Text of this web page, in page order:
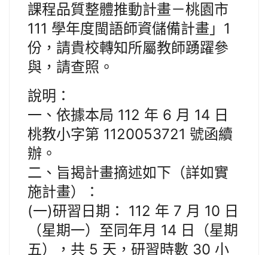
課程品質整體推動計畫－桃園市
111 學年度閩語師資儲備計畫」1
份，請貴校轉知所屬教師踴躍參
與，請查照。
說明：
一、依據本局 112 年 6 月 14 日
桃教小字第 1120053721 號函續
辦。
二、旨揭計畫摘述如下（詳如實
施計畫）：
(一)研習日期： 112 年 7 月 10 日
（星期一）至同年月 14 日（星期
五），共 5 天，研習時數 30 小